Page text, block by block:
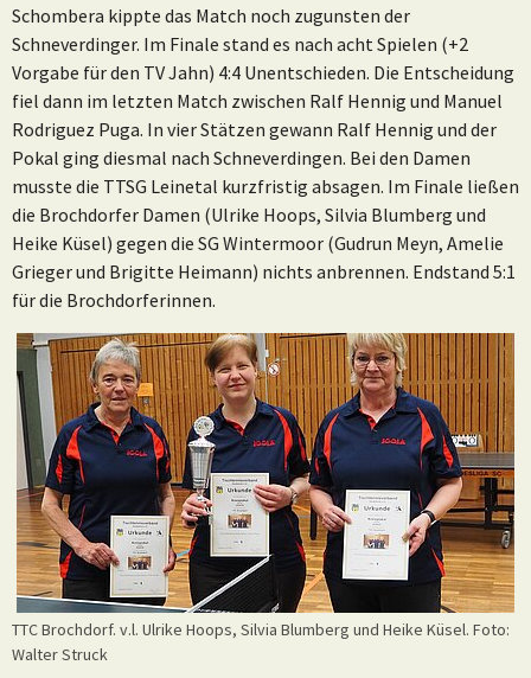
Schombera kippte das Match noch zugunsten der
Schneverdinger. Im Finale stand es nach acht Spielen (+2
Vorgabe für den TV Jahn) 4:4 Unentschieden. Die Entscheidung
fiel dann im letzten Match zwischen Ralf Hennig und Manuel
Rodriguez Puga. In vier Stätzen gewann Ralf Hennig und der
Pokal ging diesmal nach Schneverdingen. Bei den Damen
musste die TTSG Leinetal kurzfristig absagen. Im Finale ließen
die Brochdorfer Damen (Ulrike Hoops, Silvia Blumberg und
Heike Küsel) gegen die SG Wintermoor (Gudrun Meyn, Amelie
Grieger und Brigitte Heimann) nichts anbrennen. Endstand 5:1
für die Brochdorferinnen.
TTC Brochdorf. v.l. Ulrike Hoops, Silvia Blumberg und Heike Küsel. Foto:
Walter Struck